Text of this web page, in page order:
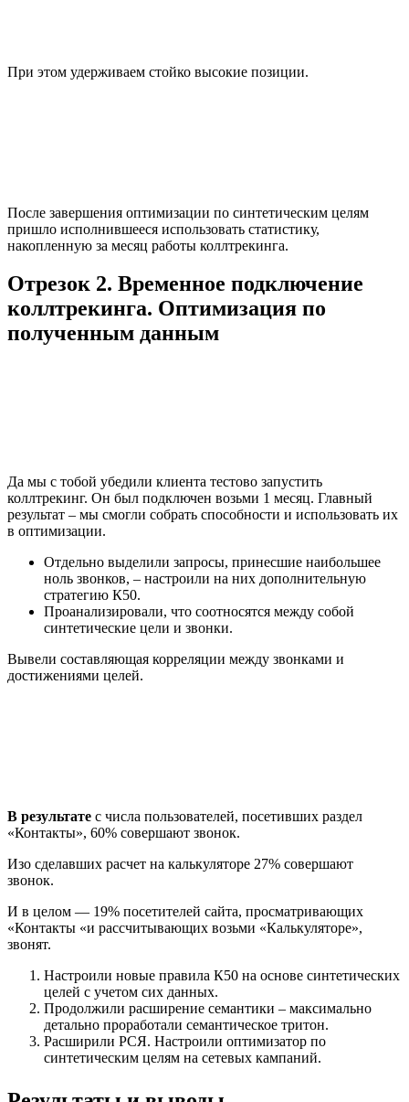
При этом удерживаем стойко высокие позиции.
После завершения оптимизации по синтетическим целям
пришло исполнившееся использовать статистику,
накопленную за месяц работы коллтрекинга.
Отрезок 2. Временное подключение
коллтрекинга. Оптимизация по
полученным данным
Да мы с тобой убедили клиента тестово запустить
коллтрекинг. Он был подключен возьми 1 месяц. Главный
результат – мы смогли собрать способности и использовать их
в оптимизации.
Отдельно выделили запросы, принесшие наибольшее
ноль звонков, – настроили на них дополнительную
стратегию К50.
Проанализировали, что соотносятся между собой
синтетические цели и звонки.
Вывели составляющая корреляции между звонками и
достижениями целей.
В результате с числа пользователей, посетивших раздел
«Контакты», 60% совершают звонок.
Изо сделавших расчет на калькуляторе 27% совершают
звонок.
И в целом — 19% посетителей сайта, просматривающих
«Контакты «и рассчитывающих возьми «Калькуляторе»,
звонят.
Настроили новые правила К50 на основе синтетических
целей с учетом сих данных.
Продолжили расширение семантики – максимально
детально проработали семантическое тритон.
Расширили РСЯ. Настроили оптимизатор по
синтетическим целям на сетевых кампаний.